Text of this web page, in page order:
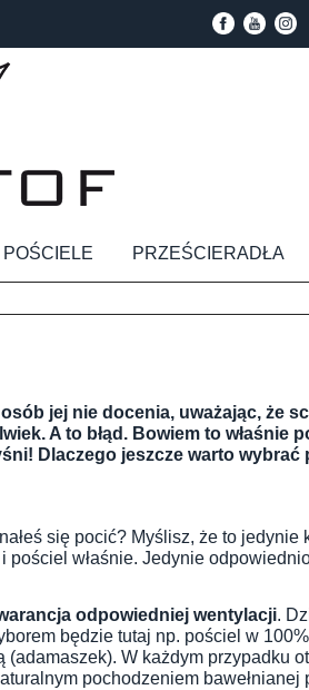
POŚCIELE PRZEŚCIERADŁA
jej nie docenia, uważając, że
A to błąd. Bowiem to właśnie
Dlaczego jeszcze warto wybrać
się pocić? Myślisz, że to
właśnie. Jedynie
odpowiedniej wentylacji.
będzie tutaj np. pościel w
W każdym przypadku
pochodzeniem